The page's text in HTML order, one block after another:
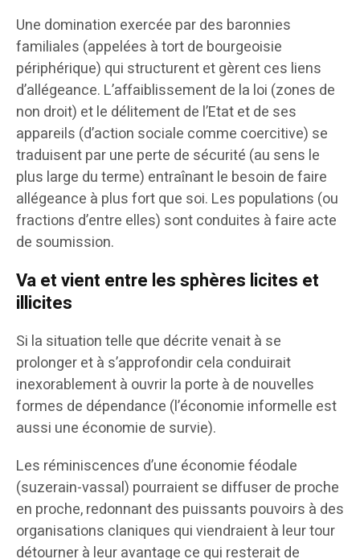
Une domination exercée par des baronnies
familiales (appelées à tort de bourgeoisie
périphérique) qui structurent et gèrent ces liens
d’allégeance. L’affaiblissement de la loi (zones de
non droit) et le délitement de l’Etat et de ses
appareils (d’action sociale comme coercitive) se
traduisent par une perte de sécurité (au sens le
plus large du terme) entraînant le besoin de faire
allégeance à plus fort que soi. Les populations (ou
fractions d’entre elles) sont conduites à faire acte
de soumission.
Va et vient entre les sphères licites et
illicites
Si la situation telle que décrite venait à se
prolonger et à s’approfondir cela conduirait
inexorablement à ouvrir la porte à de nouvelles
formes de dépendance (l’économie informelle est
aussi une économie de survie).
Les réminiscences d’une économie féodale
(suzerain-vassal) pourraient se diffuser de proche
en proche, redonnant des puissants pouvoirs à des
organisations claniques qui viendraient à leur tour
détourner à leur avantage ce qui resterait de